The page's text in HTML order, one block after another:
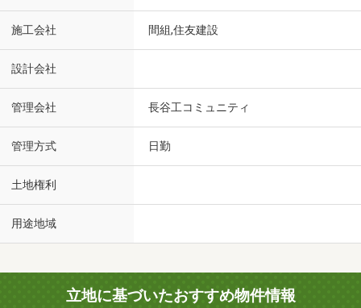
施工会社 間組,住友建設
設計会社
管理会社 長谷工コミュニティ
管理方式 日勤
土地権利
用途地域
立地に基づいたおすすめ物件情報